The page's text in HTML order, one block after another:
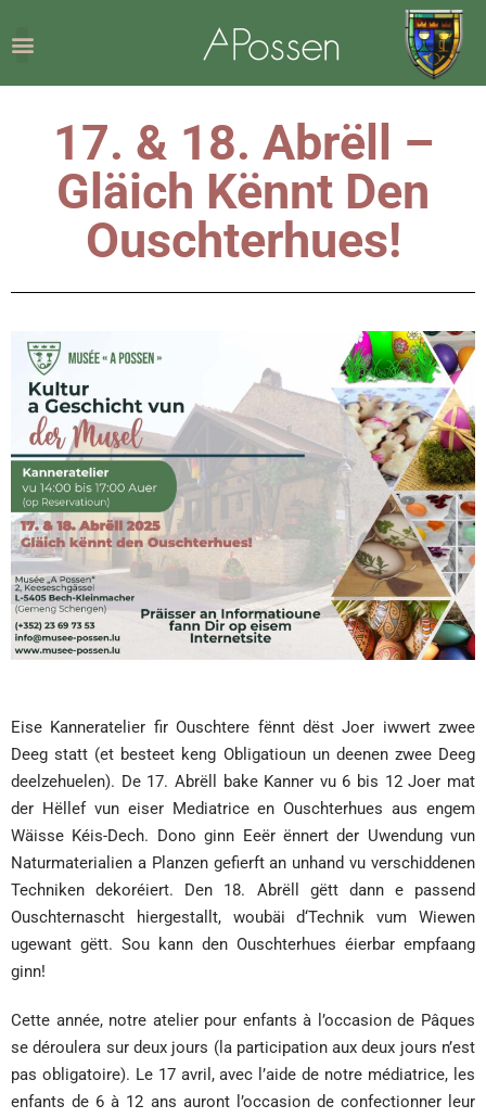
17. & 18. Abrëll –
Gläich Kënnt Den
Ouschterhues!
Eise Kanneratelier fir Ouschtere fënnt dëst Joer iwwert zwee
Deeg statt (et besteet keng Obligatioun un deenen zwee Deeg
deelzehuelen). De 17. Abrëll bake Kanner vu 6 bis 12 Joer mat
der Hëllef vun eiser Mediatrice en Ouschterhues aus engem
Wäisse Kéis-Dech. Dono ginn Eeër ënnert der Uwendung vun
Naturmaterialien a Planzen gefierft an unhand vu verschiddenen
Techniken dekoréiert. Den 18. Abrëll gëtt dann e passend
Ouschternascht hiergestallt, woubäi d‘Technik vum Wiewen
ugewant gëtt. Sou kann den Ouschterhues éierbar empfaang
ginn!
Cette année, notre atelier pour enfants à l’occasion de Pâques
se déroulera sur deux jours (la participation aux deux jours n’est
pas obligatoire). Le 17 avril, avec l’aide de notre médiatrice, les
enfants de 6 à 12 ans auront l’occasion de confectionner leur